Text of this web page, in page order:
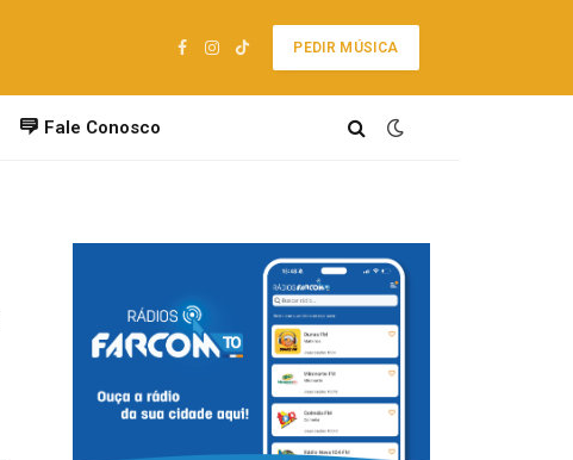
Facebook
Instagram
TikTok
PEDIR MÚSICA
Fale Conosco